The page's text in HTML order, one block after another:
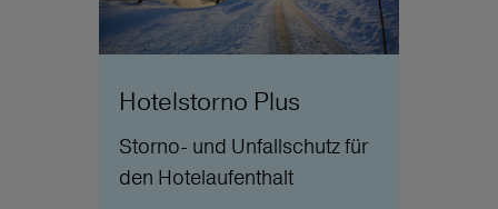
Hotelstorno Plus
Storno- und Unfallschutz für
den Hotelaufenthalt